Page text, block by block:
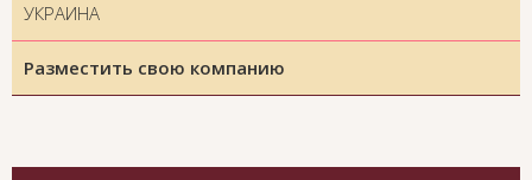
УКРАИНА
Разместить свою компанию